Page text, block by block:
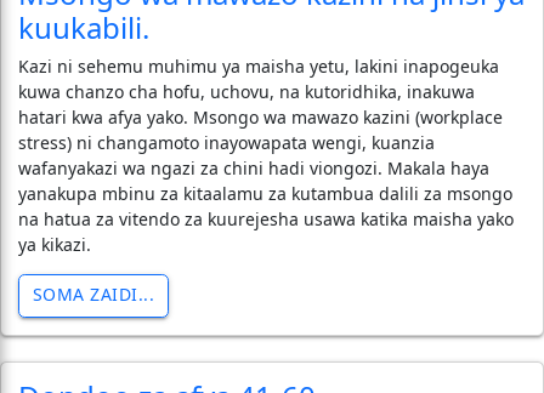
kuukabili.
Kazi ni sehemu muhimu ya maisha yetu, lakini inapogeuka
kuwa chanzo cha hofu, uchovu, na kutoridhika, inakuwa
hatari kwa afya yako. Msongo wa mawazo kazini (workplace
stress) ni changamoto inayowapata wengi, kuanzia
wafanyakazi wa ngazi za chini hadi viongozi. Makala haya
yanakupa mbinu za kitaalamu za kutambua dalili za msongo
na hatua za vitendo za kuurejesha usawa katika maisha yako
ya kikazi.
SOMA ZAIDI...